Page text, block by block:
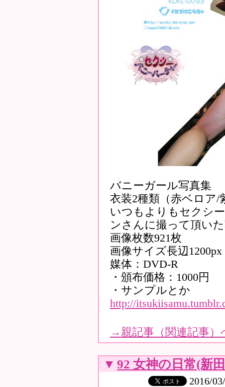
バニーガール写真集
衣装2種類（赤ベロア/
いつもよりもセクシ
ンさんに撮って頂い
画像枚数921枚
画像サイズ長辺1200px
媒体：DVD-R
・頒布価格：1000円
・サンプルとか
http://
→ 親記事（関連記事）
▼ 92 女神の日常(新
2016/